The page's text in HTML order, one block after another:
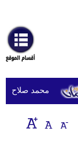
أخبارعاجلة
رياضة
ثقافة
إقتصاد
محمد صلاح يصل